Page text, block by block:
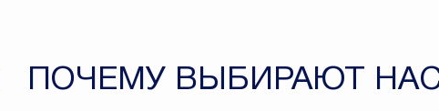
ПОЧЕМУ ВЫБИРАЮТ